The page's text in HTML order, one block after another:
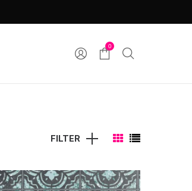
0
FILTER